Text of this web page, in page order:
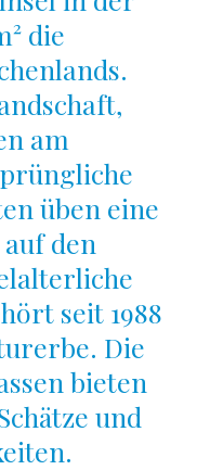
die
am
üben eine
den
seit 1988
Die
bieten
und